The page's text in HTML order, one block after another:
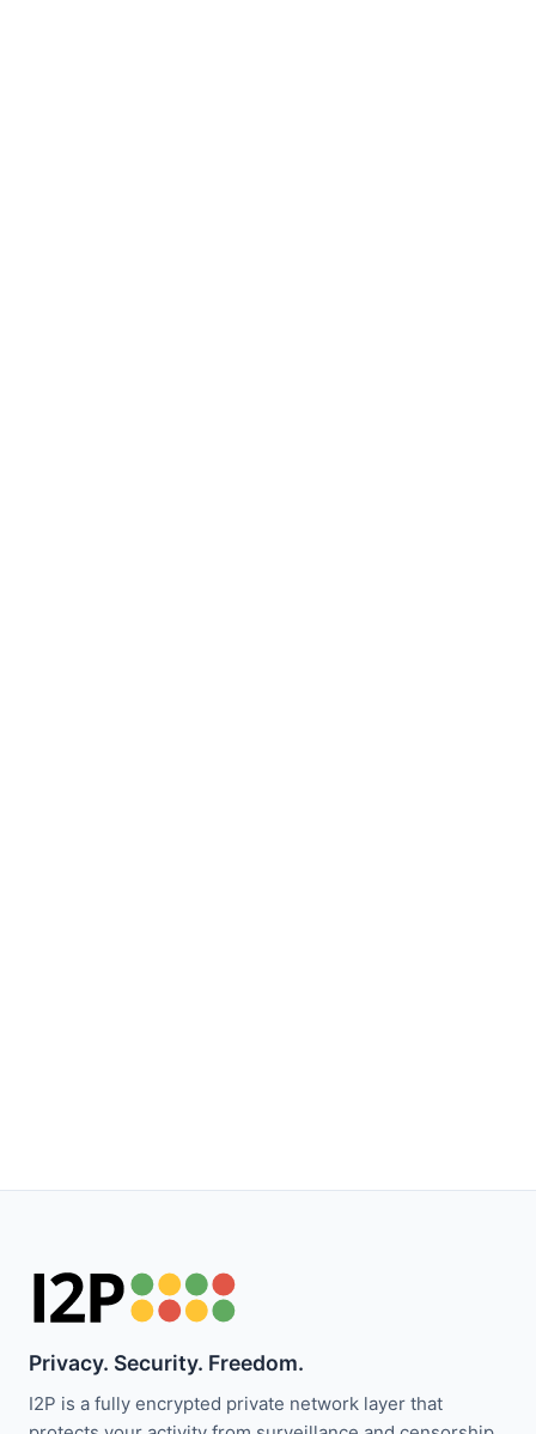
Privacy. Security. Freedom.
I2P is a fully encrypted private network layer that